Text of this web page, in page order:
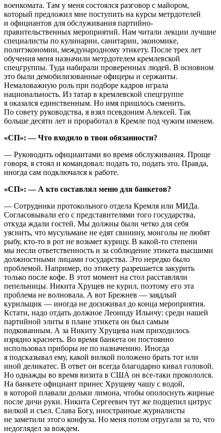
военкомата. Там у меня состоялся разговор с майором,
который предложил мне поступить на курсы метрдотелей
и официантов для обслуживания партийно-
правительственных мероприятий. Нам читали лекции лучшие
специалисты по кулинарии, санитарии, экономике,
политэкономии, международному этикету. После трех лет
обучения меня назначили метрдотелем кремлевской
спецгруппы. Туда набирали проверенных людей. В основном
это были демобилизованные офицеры и сержанты.
Немаловажную роль при подборе кадров играла
национальность. Из татар в кремлевской спецгруппе
я оказался единственным. Но имя пришлось сменить.
По совету руководства, я взял псевдоним Алексей. Так
больше десяти лет и проработал в Кремле под чужим именем.
«СП»: — Что входило в твои обязанности?
— Руководить официантами во время обслуживания. Проще
говоря, я стоял и командовал: подать то, подать это. Правда,
иногда сам подключался к работе.
«СП»: — А кто составлял меню для банкетов?
— Сотрудники протокольного отдела Кремля или МИДа.
Согласовывали его с представителями того государства,
откуда ждали гостей. Мы должны были четко для себя
уяснить, что мусульмане не едят свинину, монголы не любят
рыбу, кто-то в рот не возьмет курицу. В какой-то степени
мы несли ответственность и за соблюдение этикета высшими
должностными лицами государства. Это нередко было
проблемой. Например, по этикету разрешается закурить
только после кофе. В этот момент на стол расставляли
пепельницы. Никита Хрущев не курил, поэтому его эта
проблема не волновала. А вот Брежнев — заядлый
курильщик — иногда не досиживал до конца мероприятия.
Кстати, надо отдать должное Леониду Ильичу: среди нашей
партийной элиты в плане этикета он был самым
подкованным. А за Никиту Хрущева нам приходилось
изрядно краснеть. Во время банкета он постоянно
использовал приборы не по назначению. Иногда
я подсказывал ему, какой вилкой положено брать тот или
иной деликатес. В ответ он всегда благодарно кивал головой.
Но однажды во время визита в США он все-таки прокололся.
На банкете официант принес Хрущеву чашу с водой,
в которой плавали дольки лимона, чтобы ополоснуть жирные
после дичи руки. Никита Сергеевич тут же подцепил цитрус
вилкой и съел. Слава Богу, иностранные журналисты
не заметили этого конфуза. Но меня потом отругали за то, что
недоглядел за вождем.